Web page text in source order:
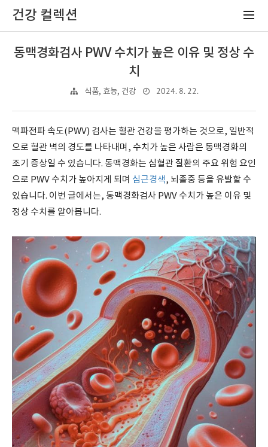
건강 컬렉션
동맥경화검사 PWV 수치가 높은 이유 및 정상 수
치
식품, 효능, 건강 2024. 8. 22.
맥파전파 속도(PWV) 검사는 혈관 건강을 평가하는 것으로, 일반적
으로 혈관 벽의 경도를 나타내며, 수치가 높은 사람은 동맥경화의
조기 증상일 수 있습니다. 동맥경화는 심혈관 질환의 주요 위험 요인
으로 PWV 수치가 높아지게 되며 심근경색, 뇌졸중 등을 유발할 수
있습니다. 이번 글에서는, 동맥경화검사 PWV 수치가 높은 이유 및
정상 수치를 알아봅니다.